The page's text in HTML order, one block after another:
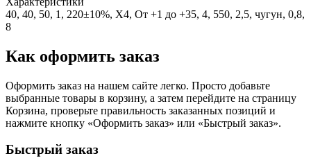
40, 40, 50, 1, 220±10%, Х4, От +1 до +35, 4, 550, 2,5, чугун, 0,8,
8
Как оформить заказ
Оформить заказ на нашем сайте легко. Просто добавьте
выбранные товары в корзину, а затем перейдите на страницу
Корзина, проверьте правильность заказанных позиций и
нажмите кнопку «Оформить заказ» или «Быстрый заказ».
Быстрый заказ